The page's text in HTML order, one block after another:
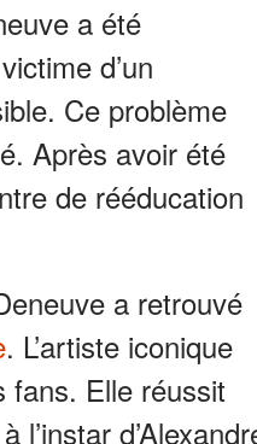
a été
d’un
Ce problème
Après avoir été
de rééducation
a retrouvé
. L’artiste iconique
fans. Elle réussit